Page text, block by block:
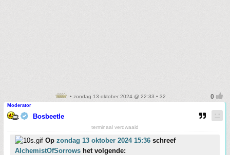
• zondag 13 oktober 2024 @ 22:33 • 32
Moderator
Bosbeetle
terminaal verdwaald
Op zondag 13 oktober 2024 15:36 schreef
AlchemistOfSorrows het volgende: